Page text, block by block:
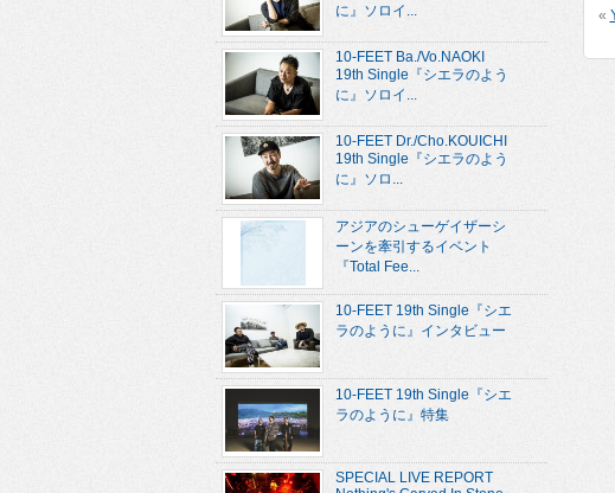
«
に』ソロイ...
10-FEET Ba./Vo.NAOKI
19th Single『シエラのよう
に』ソロイ...
10-FEET Dr./Cho.KOUICHI
19th Single『シエラのよう
に』ソロ...
アジアのシューゲイザーシ
ーンを牽引するイベント
『Total Fee...
10-FEET 19th Single『シエ
ラのように』インタビュー
10-FEET 19th Single『シエ
ラのように』特集
SPECIAL LIVE REPORT